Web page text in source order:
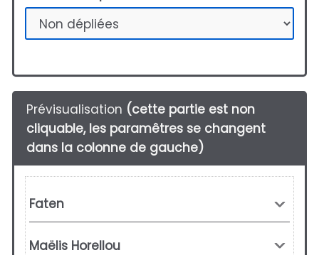
Prise en charge des frais de
déplacement
Prévisualisation (cette partie est non
cliquable, les paramêtres se changent
dans la colonne de gauche)